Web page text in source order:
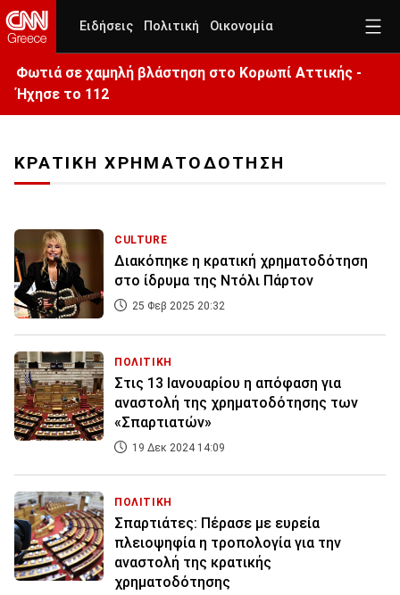
Ειδήσεις Πολιτική Οικονομία
Φωτιά σε χαμηλή βλάστηση στο Κορωπί Αττικής -
Ήχησε το 112
ΚΡΑΤΙΚΗ ΧΡΗΜΑΤΟΔΟΤΗΣΗ
CULTURE
Διακόπηκε η κρατική χρηματοδότηση
στο ίδρυμα της Ντόλι Πάρτον
25 Φεβ 2025 20:32
ΠΟΛΙΤΙΚΗ
Στις 13 Ιανουαρίου η απόφαση για
αναστολή της χρηματοδότησης των
«Σπαρτιατών»
19 Δεκ 2024 14:09
ΠΟΛΙΤΙΚΗ
Σπαρτιάτες: Πέρασε με ευρεία
πλειοψηφία η τροπολογία για την
αναστολή της κρατικής
χρηματοδότησης